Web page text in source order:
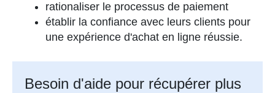
rationaliser le processus de paiement
établir la confiance avec leurs clients pour
une expérience d'achat en ligne réussie.
Besoin d'aide pour récupérer plus